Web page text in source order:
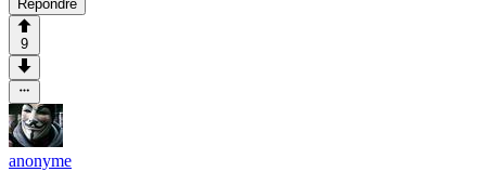
Répondre
9
anonyme